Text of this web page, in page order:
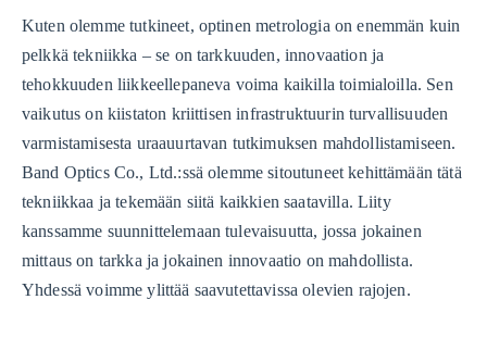
Kuten olemme tutkineet, optinen metrologia on enemmän kuin
pelkkä tekniikka – se on tarkkuuden, innovaation ja
tehokkuuden liikkeellepaneva voima kaikilla toimialoilla. Sen
vaikutus on kiistaton kriittisen infrastruktuurin turvallisuuden
varmistamisesta uraauurtavan tutkimuksen mahdollistamiseen.
Band Optics Co., Ltd.:ssä olemme sitoutuneet kehittämään tätä
tekniikkaa ja tekemään siitä kaikkien saatavilla. Liity
kanssamme suunnittelemaan tulevaisuutta, jossa jokainen
mittaus on tarkka ja jokainen innovaatio on mahdollista.
Yhdessä voimme ylittää saavutettavissa olevien rajojen.